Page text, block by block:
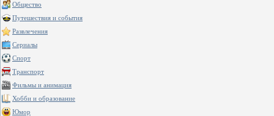
Общество
Путешествия и события
Развлечения
Сериалы
Спорт
Транспорт
Фильмы и анимация
Хобби и образование
Юмор